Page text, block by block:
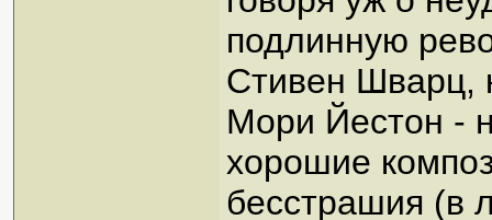
подлинную
Стивен Шварц,
Мори Йестон -
хорошие
бесстрашия (в